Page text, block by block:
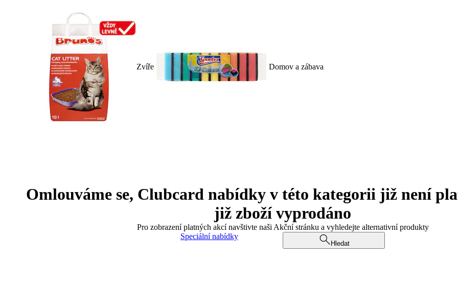
Zvíře Domov a zábava
Omlouváme se, Clubcard nabídky v této kategorii již není
již zboží vyprodáno
Pro zobrazení platných akcí navštivte naši Akční stránku a vyhledejte alternativní produkty
Speciální nabídky
Hledat